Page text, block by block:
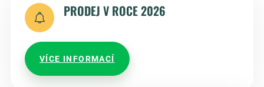
PRODEJ V ROCE 2026
VÍCE INFORMACÍ